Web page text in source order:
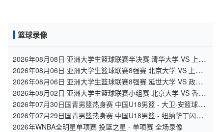
篮球录像
2026年08月08日 亚洲大学生篮球联赛半决赛 清华大学 VS 上海
交通大学 全场录像
2026年08月06日 亚洲大学生篮球联赛8强赛 北京大学 VS 上海
交通大学 全场录像
2026年08月06日 亚洲大学生篮球联赛8强赛 延世大学 VS 政治
大学 全场录像
2026年08月02日 亚洲大学生篮球联赛小组赛 北京大学 VS 香港
中文大学 全场录像
2026年07月30日国青男篮热身赛 中国U18男篮 - 大卫·安篮球学
院 全场录像
2026年07月29日国青男篮热身赛 中国U18男篮 - 纽纳华丁闪电
队 全场录像
2026年WNBA全明星单项赛 投篮之星 - 单项赛 全场录像